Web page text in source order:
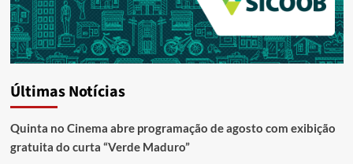
Últimas Notícias
Quinta no Cinema abre programação de agosto com exibição
gratuita do curta “Verde Maduro”